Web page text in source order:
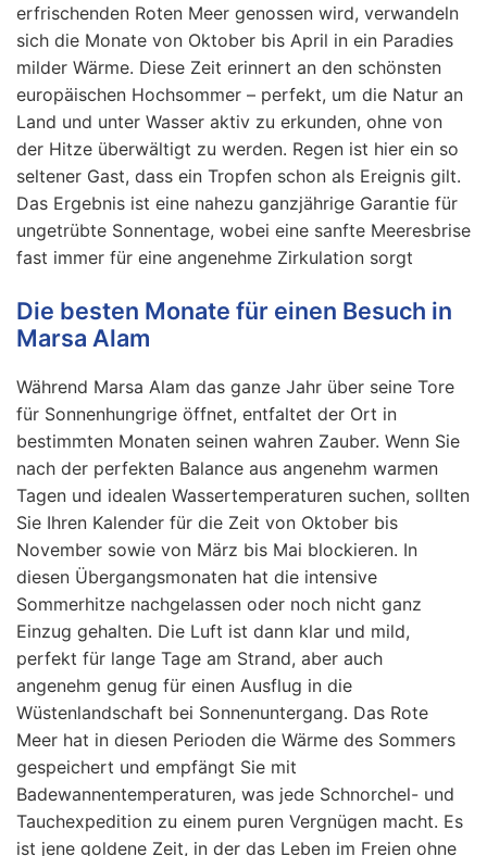
erfrischenden Roten Meer genossen wird, verwandeln
sich die Monate von Oktober bis April in ein Paradies
milder Wärme. Diese Zeit erinnert an den schönsten
europäischen Hochsommer – perfekt, um die Natur an
Land und unter Wasser aktiv zu erkunden, ohne von
der Hitze überwältigt zu werden. Regen ist hier ein so
seltener Gast, dass ein Tropfen schon als Ereignis gilt.
Das Ergebnis ist eine nahezu ganzjährige Garantie für
ungetrübte Sonnentage, wobei eine sanfte Meeresbrise
fast immer für eine angenehme Zirkulation sorgt
Die besten Monate für einen Besuch in
Marsa Alam
Während Marsa Alam das ganze Jahr über seine Tore
für Sonnenhungrige öffnet, entfaltet der Ort in
bestimmten Monaten seinen wahren Zauber. Wenn Sie
nach der perfekten Balance aus angenehm warmen
Tagen und idealen Wassertemperaturen suchen, sollten
Sie Ihren Kalender für die Zeit von Oktober bis
November sowie von März bis Mai blockieren. In
diesen Übergangsmonaten hat die intensive
Sommerhitze nachgelassen oder noch nicht ganz
Einzug gehalten. Die Luft ist dann klar und mild,
perfekt für lange Tage am Strand, aber auch
angenehm genug für einen Ausflug in die
Wüstenlandschaft bei Sonnenuntergang. Das Rote
Meer hat in diesen Perioden die Wärme des Sommers
gespeichert und empfängt Sie mit
Badewannentemperaturen, was jede Schnorchel- und
Tauchexpedition zu einem puren Vergnügen macht. Es
ist jene goldene Zeit, in der das Leben im Freien ohne